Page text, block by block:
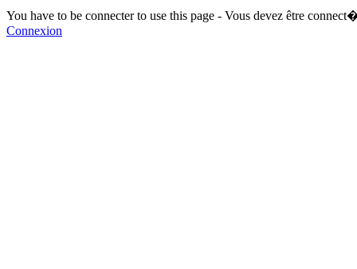
You have to be connecter to use this page - Vous devez être
Connexion